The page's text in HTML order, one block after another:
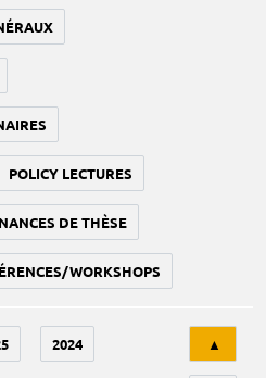
POLICY LECTURES
DE THÈSE
WORKSHOPS
2024 ▲